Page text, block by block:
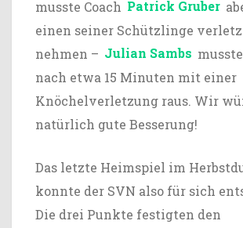
musste Coach Patrick Gruber
einen seiner Schützlinge
nehmen – Julian Sambs
nach etwa 15 Minuten mit einer
Knöchelverletzung raus. Wir
natürlich gute Besserung!
Das letzte Heimspiel im
konnte der SVN also für sich
Die drei Punkte festigten den